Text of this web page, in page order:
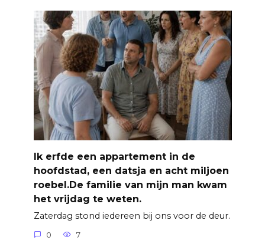
Ik erfde een appartement in de
hoofdstad, een datsja en acht miljoen
roebel.De familie van mijn man kwam
het vrijdag te weten.
Zaterdag stond iedereen bij ons voor de deur.
0 7